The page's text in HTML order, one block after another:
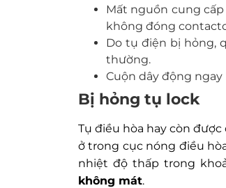
Mất nguồn cung
không đóng
Do tụ điện bị hỏng,
thường.
Cuộn dây động
Bị hỏng tụ lock
Tụ điều hòa hay còn
ở trong cục nóng điều
nhiệt độ thấp trong
không mát.